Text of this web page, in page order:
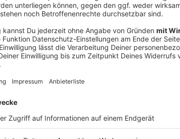
das Mittelmeer austrocknen wollte
Deutscher das Mittelmeer austrocknen
damit aus Afrika und Europa ein
aber vor rund 100 Jahren plante ein
erreichen und wie er es umsetzen wollte, erklärt „Aha!
ist der neue History-Podcast von WELT.
https://www.welt.de/podcasts/aha-zehn-minuten-
Moderation: Viola Koegst Impressum:
services/article7893735/Impressum.html
services/article157550705/